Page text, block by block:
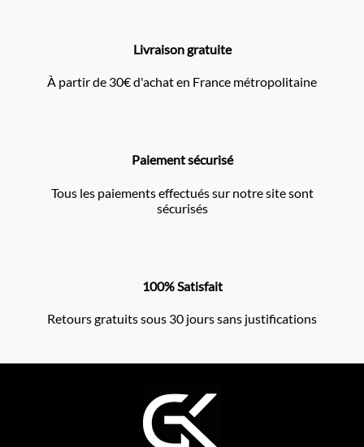
Livraison gratuite
À partir de 30€ d'achat en France métropolitaine
Paiement sécurisé
Tous les paiements effectués sur notre site sont
sécurisés
100% Satisfait
Retours gratuits sous 30 jours sans justifications